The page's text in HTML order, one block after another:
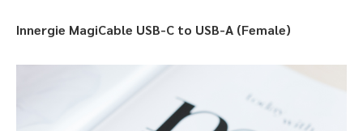
Innergie MagiCable USB-C to USB-A (Female)